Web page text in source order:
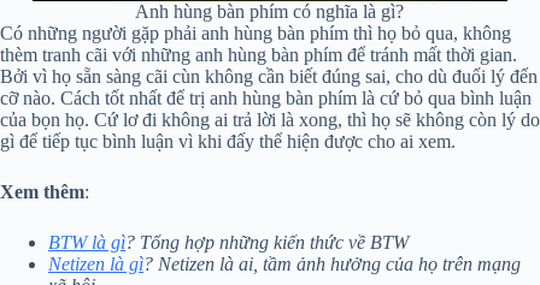
Anh hùng bàn phím có nghĩa là gì?
Có những người gặp phải anh hùng bàn phím thì họ bỏ qua, không
thèm tranh cãi với những anh hùng bàn phím để tránh mất thời gian.
Bởi vì họ sẵn sàng cãi cùn không cần biết đúng sai, cho dù đuối lý đến
cỡ nào. Cách tốt nhất để trị anh hùng bàn phím là cứ bỏ qua bình luận
của bọn họ. Cứ lơ đi không ai trả lời là xong, thì họ sẽ không còn lý do
gì để tiếp tục bình luận vì khi đấy thể hiện được cho ai xem.
Xem thêm:
BTW là gì? Tổng hợp những kiến thức về BTW
Netizen là gì? Netizen là ai, tầm ảnh hưởng của họ trên mạng